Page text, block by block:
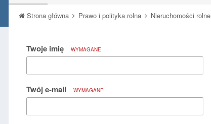
Strona główna Prawo i polityka rolna Nieruchomości rolne
Twoje imię WYMAGANE
Twój e-mail WYMAGANE